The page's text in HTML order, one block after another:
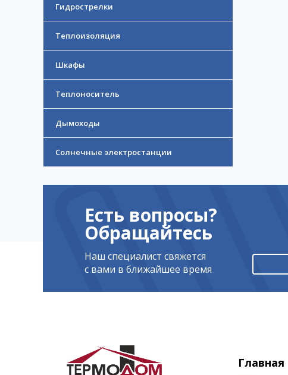
Гидрострелки
Теплоизоляция
Шкафы
Теплоноситель
Дымоходы
Солнечные электростанции
Есть вопросы?
Обращайтесь
Наш специалист свяжется
с вами в ближайшее время
Главная